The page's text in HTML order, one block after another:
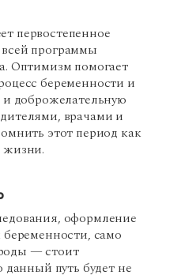
первостепенное
программы
Оптимизм помогает
беременности и
и доброжелательную
врачами и
этот период как
жизни.
оформление
беременности, само
— стоит
данный путь будет не